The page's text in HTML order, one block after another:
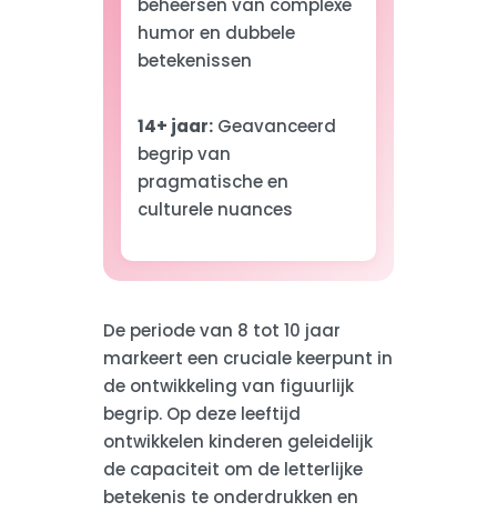
humor en dubbele
betekenissen
14+ jaar:Geavanceerd
begrip van
pragmatische en
culturele nuances
De periode van 8 tot 10 jaar
markeert een cruciale keerpunt in
de ontwikkeling van figuurlijk
begrip. Op deze leeftijd
ontwikkelen kinderen geleidelijk
de capaciteit om de letterlijke
betekenis te onderdrukken en